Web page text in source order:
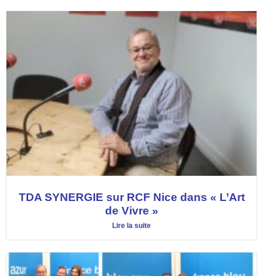
TDA SYNERGIE sur RCF Nice dans « L’Art
de Vivre »
Lire la suite